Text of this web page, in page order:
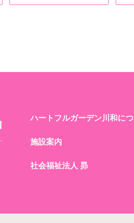
ハートフルガーデン川和に
施設案内
社会福祉法人 昴